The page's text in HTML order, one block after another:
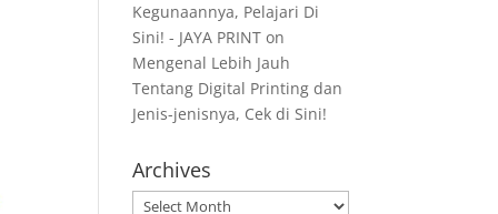
Kegunaannya, Pelajari Di
Sini! - JAYA PRINT on
Mengenal Lebih Jauh
Tentang Digital Printing dan
Jenis-jenisnya, Cek di Sini!
Archives
Archives